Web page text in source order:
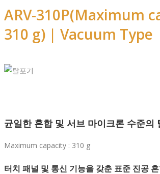
ARV-310P(Maximum
310 g) | Vacuum Type
균일한 혼합 및 서브 마이크론 수준의
Maximum capacity : 310 g
터치 패널 및 통신 기능을 갖춘 표준 진공